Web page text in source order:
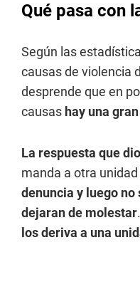
Qué pasa con
Según las
causas de violencia
desprende que en
causas hay una
La respuesta que
manda a otra
denuncia y luego
dejaran de molestar
los deriva a una